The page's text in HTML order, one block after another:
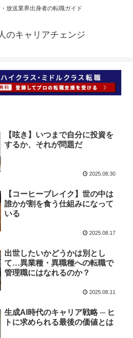
放送業界出身者の転職ガイド
のキャリアチェンジ
【呟き】いつまで自分に投資を
するか、それが問題だ
2025.08.30
【コーヒーブレイク】世の中は
誰かが割を食う仕組みになって
いる
2025.08.17
出世したいかどうかは別とし
て…異業種・異職種への転職で
管理職にはなれるのか？
2025.08.11
生成AI時代のキャリア戦略 ─ ヒ
トに求められる最後の価値とは